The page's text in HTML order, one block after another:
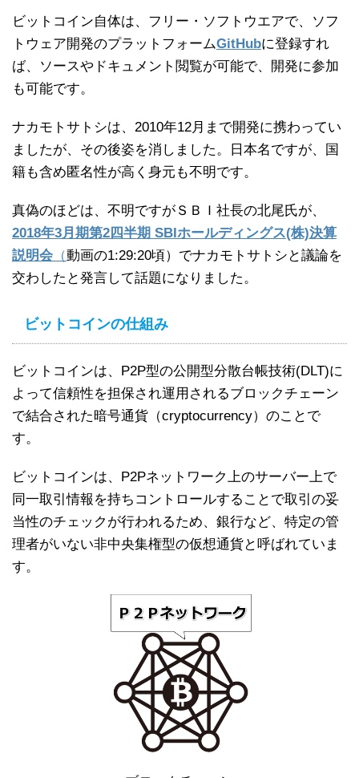
ビットコイン自体は、フリー・ソフトウエアで、ソフ
トウェア開発のプラットフォームGitHubに登録すれ
ば、ソースやドキュメント閲覧が可能で、開発に参加
も可能です。
ナカモトサトシは、2010年12月まで開発に携わってい
ましたが、その後姿を消しました。日本名ですが、国
籍も含め匿名性が高く身元も不明です。
真偽のほどは、不明ですがＳＢＩ社長の北尾氏が、
2018年3月期第2四半期 SBIホールディングス(株)決算
説明会 （動画の1:29:20頃）でナカモトサトシと議論を
交わしたと発言して話題になりました。
ビットコインの仕組み
ビットコインは、P2P型の公開型分散台帳技術(DLT)に
よって信頼性を担保され運用されるブロックチェーン
で結合された暗号通貨（cryptocurrency）のことで
す。
ビットコインは、P2Pネットワーク上のサーバー上で
同一取引情報を持ちコントロールすることで取引の妥
当性のチェックが行われるため、銀行など、特定の管
理者がいない非中央集権型の仮想通貨と呼ばれていま
す。